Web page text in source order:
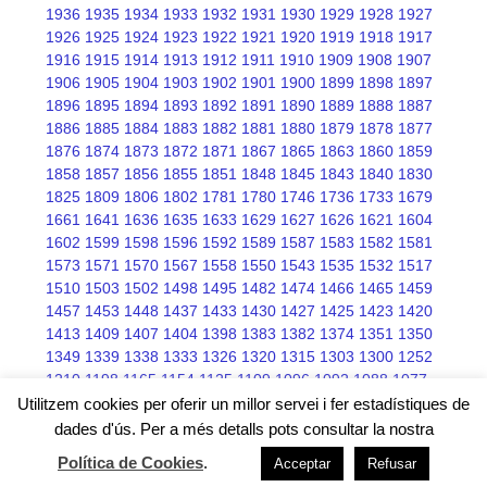
1936 1935 1934 1933 1932 1931 1930 1929 1928 1927
1926 1925 1924 1923 1922 1921 1920 1919 1918 1917
1916 1915 1914 1913 1912 1911 1910 1909 1908 1907
1906 1905 1904 1903 1902 1901 1900 1899 1898 1897
1896 1895 1894 1893 1892 1891 1890 1889 1888 1887
1886 1885 1884 1883 1882 1881 1880 1879 1878 1877
1876 1874 1873 1872 1871 1867 1865 1863 1860 1859
1858 1857 1856 1855 1851 1848 1845 1843 1840 1830
1825 1809 1806 1802 1781 1780 1746 1736 1733 1679
1661 1641 1636 1635 1633 1629 1627 1626 1621 1604
1602 1599 1598 1596 1592 1589 1587 1583 1582 1581
1573 1571 1570 1567 1558 1550 1543 1535 1532 1517
1510 1503 1502 1498 1495 1482 1474 1466 1465 1459
1457 1453 1448 1437 1433 1430 1427 1425 1423 1420
1413 1409 1407 1404 1398 1383 1382 1374 1351 1350
1349 1339 1338 1333 1326 1320 1315 1303 1300 1252
1210 1198 1165 1154 1125 1109 1096 1092 1088 1077
1076 1075 1068 1066 1045
Free wordpress themes
Utilitzem cookies per oferir un millor servei i fer estadístiques de
dades d'ús. Per a més detalls pots consultar la nostra
Política de Cookies. Acceptar Refusar